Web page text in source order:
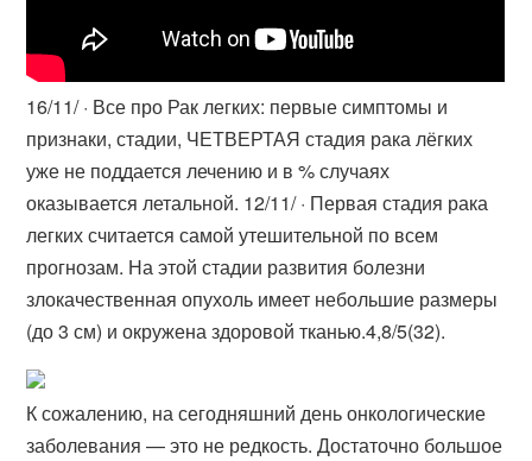
16/11/ · Все про Рак легких: первые симптомы и
признаки, стадии, ЧЕТВЕРТАЯ стадия рака лёгких
уже не поддается лечению и в % случаях
оказывается летальной. 12/11/ · Первая стадия рака
легких считается самой утешительной по всем
прогнозам. На этой стадии развития болезни
злокачественная опухоль имеет небольшие размеры
(до 3 см) и окружена здоровой тканью.4,8/5(32).
К сожалению, на сегодняшний день онкологические
заболевания — это не редкость. Достаточно большое